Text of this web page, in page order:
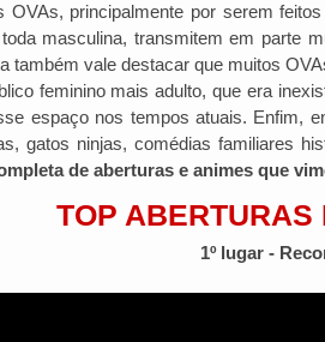
OVAs, principalmente por serem
masculina, transmitem em parte
também vale destacar que muitos
feminino mais adulto, que era
espaço nos tempos atuais. Enfim,
gatos ninjas, comédias familiares
de aberturas e animes que
TOP ABERTURAS
1º lugar -